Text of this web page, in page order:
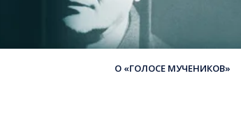
О «ГОЛОСЕ МУЧЕНИКОВ»